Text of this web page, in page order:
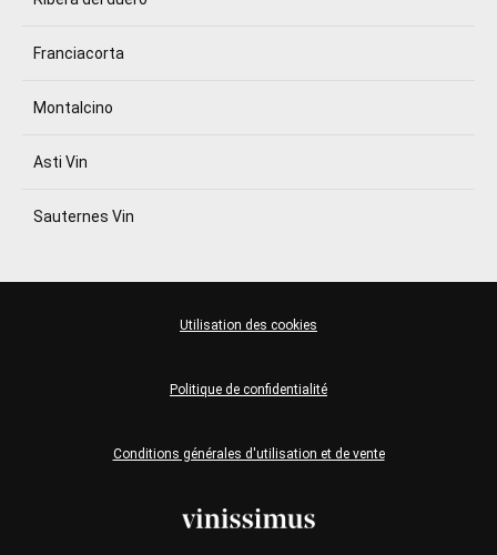
Franciacorta
Montalcino
Asti Vin
Sauternes Vin
Conditions générales d'utilisation et de vente
Politique de confidentialité
Utilisation des cookies